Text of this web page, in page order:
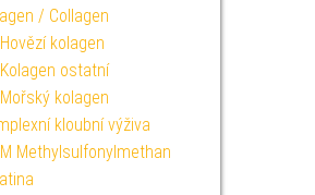
/ Collagen
Hovězí kolagen
Kolagen ostatní
Mořský kolagen
kloubní výživa
Methylsulfonylmethan